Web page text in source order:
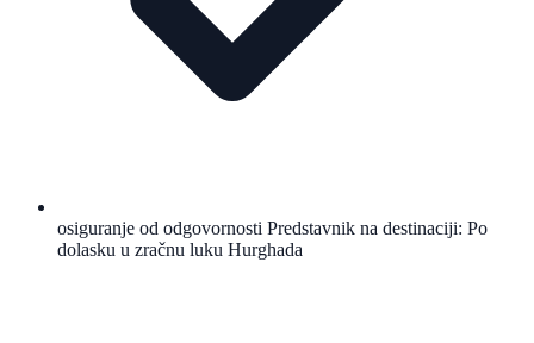
osiguranje od odgovornosti Predstavnik na destinaciji: Po
dolasku u zračnu luku Hurghada